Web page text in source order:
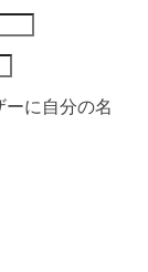
に自分の名